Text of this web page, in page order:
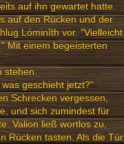
auf ihn gewartet hatte.
auf den Rücken und der
Lóminîth vor. "Vielleicht
Mit einem begeisterten
stehen.
geschieht jetzt?"
Schrecken vergessen,
und sich zumindest für
Valion ließ wortlos zu,
Rücken tasten. Als die Tür